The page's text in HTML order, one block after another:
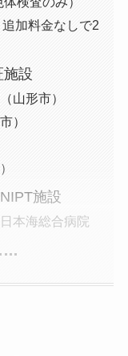
加料金なしで2
施設
山形市）
）
施設
本海総合病院